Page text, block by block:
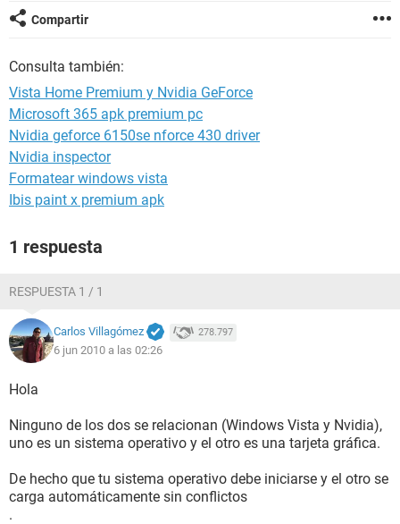
Compartir
Consulta también:
Vista Home Premium y Nvidia GeForce
Microsoft 365 apk premium pc
Nvidia geforce 6150se nforce 430 driver
Nvidia inspector
Formatear windows vista
Ibis paint x premium apk
1 respuesta
RESPUESTA 1 / 1
Carlos Villagómez 278.797
6 jun 2010 a las 02:26
Hola
Ninguno de los dos se relacionan (Windows Vista y Nvidia),
uno es un sistema operativo y el otro es una tarjeta gráfica.
De hecho que tu sistema operativo debe iniciarse y el otro se
carga automáticamente sin conflictos
.